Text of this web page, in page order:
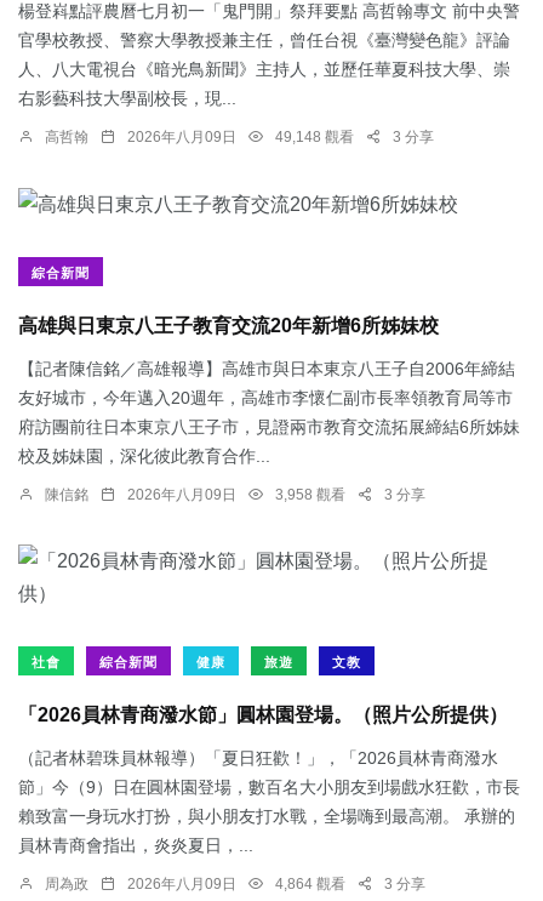
楊登嵙點評農曆七月初一「鬼門開」祭拜要點 高哲翰專文 前中央警
官學校教授、警察大學教授兼主任，曾任台視《臺灣變色龍》評論
人、八大電視台《暗光鳥新聞》主持人，並歷任華夏科技大學、崇
右影藝科技大學副校長，現...
高哲翰 2026年八月09日 49,148 觀看 3 分享
綜合新聞
高雄與日東京八王子教育交流20年新增6所姊妹校
【記者陳信銘／高雄報導】高雄市與日本東京八王子自2006年締結
友好城市，今年邁入20週年，高雄市李懷仁副市長率領教育局等市
府訪團前往日本東京八王子市，見證兩市教育交流拓展締結6所姊妹
校及姊妹園，深化彼此教育合作...
陳信銘 2026年八月09日 3,958 觀看 3 分享
社會 綜合新聞 健康 旅遊 文教
「2026員林青商潑水節」圓林園登場。（照片公所提供）
（記者林碧珠員林報導）「夏日狂歡！」，「2026員林青商潑水
節」今（9）日在圓林園登場，數百名大小朋友到場戲水狂歡，市長
賴致富一身玩水打扮，與小朋友打水戰，全場嗨到最高潮。 承辦的
員林青商會指出，炎炎夏日，...
周為政 2026年八月09日 4,864 觀看 3 分享